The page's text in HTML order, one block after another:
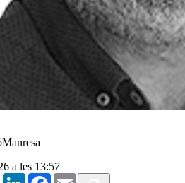
a les 13:57
TelegramLinkedInFacebook
Email